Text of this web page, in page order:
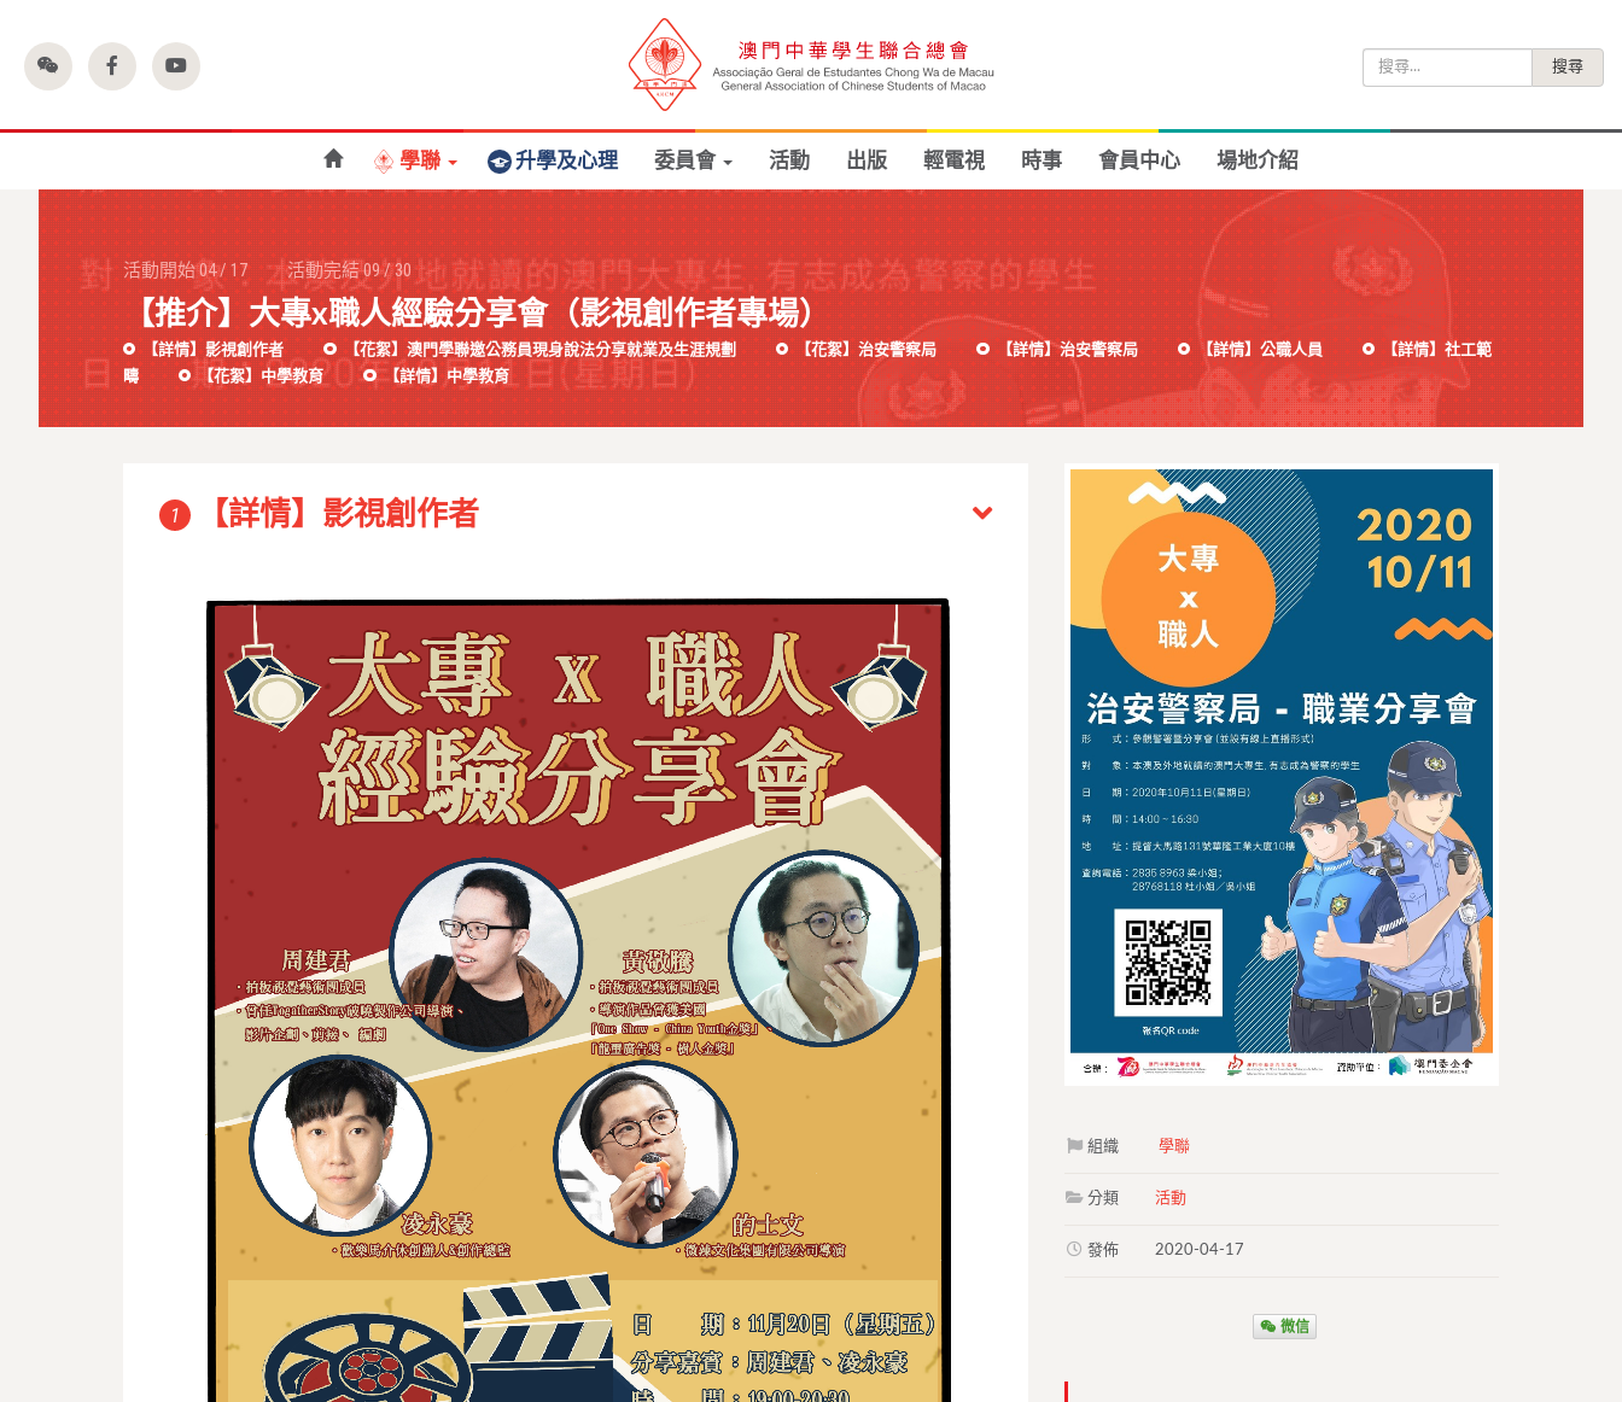
尋
學聯 升學及心理 委員會 活動 出版 輕電視 時事 會員中心 場地介紹
活動開始04/17 活動完結09/30
【推介】大專x職人經驗分享會（影視創作者專場）
【詳情】影視創作者 【花絮】澳門學聯邀公務員現身說法分享就業及生涯規劃 【花絮】治安警察局 【詳情】治安警察局 【詳情】公職人員
【詳情】社工範
疇
【花絮】中學教育 【詳情】中學教育
1 【詳情】影視創作者
組織 學聯
分類 活動
發佈 2020-04-17
微信